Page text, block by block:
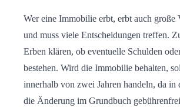
Wer eine Immobilie erbt, erbt auch große
und muss viele Entscheidungen treffen.
Erben klären, ob eventuelle Schulden
bestehen. Wird die Immobilie behalten,
innerhalb von zwei Jahren handeln, da in
die Änderung im Grundbuch